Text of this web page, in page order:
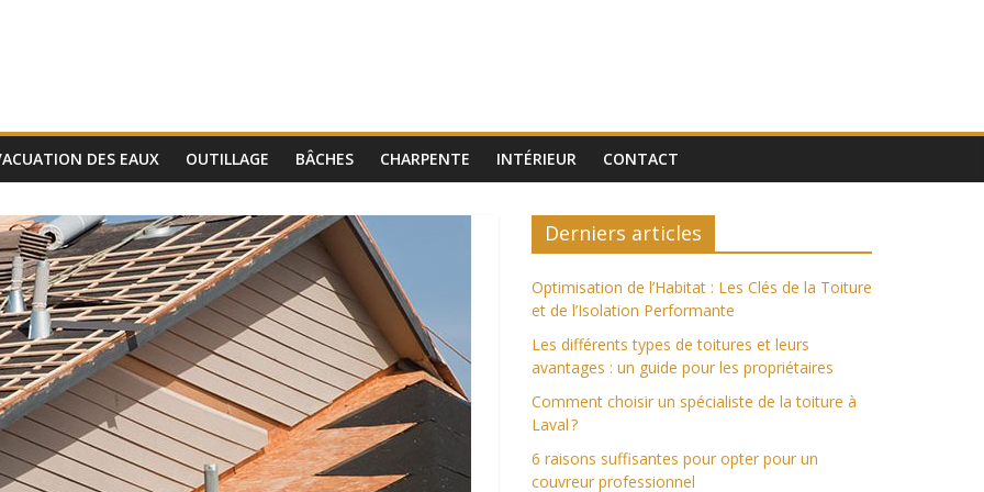
DES EAUX OUTILLAGE BÂCHES CHARPENTE INTÉRIEUR CONTACT
Derniers articles
Optimisation de l’Habitat : Les Clés de la Toiture
et de l’Isolation Performante
Les différents types de toitures et leurs
avantages : un guide pour les propriétaires
Comment choisir un spécialiste de la toiture à
Laval ?
6 raisons suffisantes pour opter pour un
couvreur professionnel